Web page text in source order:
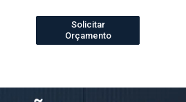
Solicitar
Orçamento